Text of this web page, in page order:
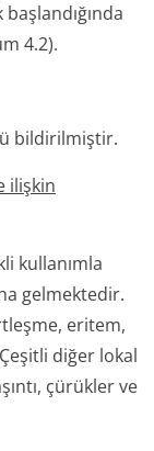
4.2).
bildirilmiştir.
ilişkin
kullanımla
gelmektedir.
eritem,
diğer lokal
çürükler ve